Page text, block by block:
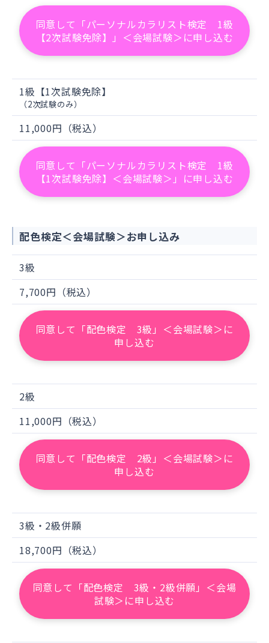
報
・発行会社の個人情報保護の措置
なお、個人情報保護委員会のホームペー
ジ（https://www.ppc.go.jp/）では、各
国における個人情報保護制度に関する情
報について掲載されています。
お客様が未成年の場合、親権者または後
見人の承諾を得た上で、本サービスを利
用するものとします。
※1パーソナルカラリスト検定・配色検定
は、 一般社団法人 日本カラリスト協会 が主催
する検定です。
ソナルカラリスト検定・配色検定
おります。
※3一般社団法人日本カラリスト協会は当ウ
ェブサイトの管理・運営を、
会社に業務委託しております。
※4 日販セグモ株式会社が、当ウェブサイト
の特定商取引上の販売事業者となります。
同意して「パーソナルカラリスト検定 1級
【2次試験免除】」＜会場試験＞に申し込む
1級【1次試験免除】
（2次試験のみ）
11,000円（税込）
同意して「パーソナルカラリスト検定 1級
【1次試験免除】＜会場試験＞」に申し込む
配色検定＜会場試験＞お申し込み
3級
7,700円（税込）
同意して「配色検定 3級」＜会場試験＞に
申し込む
2級
11,000円（税込）
同意して「配色検定 2級」＜会場試験＞に
申し込む
3級・2級併願
18,700円（税込）
同意して「配色検定 3級・2級併願」＜会場
試験＞に申し込む